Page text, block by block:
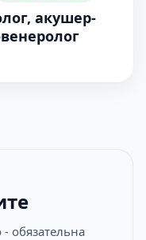
акушер-
обязательна